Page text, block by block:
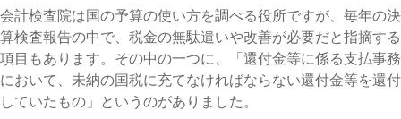
会計検査院は国の予算の使い方を調べる役所ですが、毎年の決
算検査報告の中で、税金の無駄遣いや改善が必要だと指摘する
項目もあります。その中の一つに、「還付金等に係る支払事務
において、未納の国税に充てなければならない還付金等を還付
していたもの」というのがありました。